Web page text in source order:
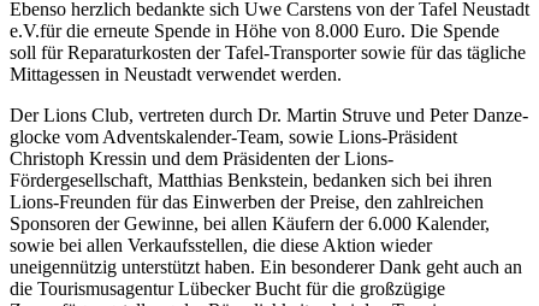
Ebenso herzlich bedankte sich Uwe Carstens von der Tafel Neustadt
e.V.für die erneute Spende in Höhe von 8.000 Euro. Die Spende
soll für Reparaturkosten der Tafel-Transporter sowie für das tägliche
Mittagessen in Neustadt verwendet werden.
Der Lions Club, vertreten durch Dr. Martin Struve und Peter Danze­
glocke vom Adventskalender-Team, sowie Lions-Präsident
Christoph Kressin und dem Präsidenten der Lions-
Fördergesellschaft, Matthias Benkstein, bedanken sich bei ihren
Lions-Freunden für das Einwerben der Preise, den zahlreichen
Sponsoren der Gewinne, bei allen Käufern der 6.000 Kalender,
sowie bei allen Verkaufsstellen, die diese Aktion wieder
uneigennützig unterstützt haben. Ein besonderer Dank geht auch an
die Tourismusagentur Lübecker Bucht für die großzügige